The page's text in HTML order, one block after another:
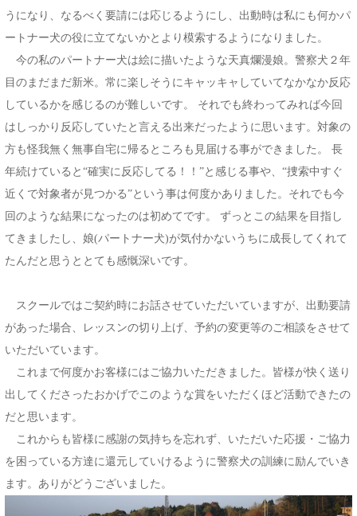
うになり、なるべく要請には応じるようにし、出動時は私にも何かパ
ートナー犬の役に立てないかとより模索するようになりました。
今の私のパートナー犬は絵に描いたような天真爛漫娘。警察犬２年
目のまだまだ新米。常に楽しそうにキャッキャしていてなかなか反応
しているかを感じるのが難しいです。 それでも終わってみれば今回
はしっかり反応していたと言える出来だったように思います。対象の
方も怪我無く無事自宅に帰るところも見届ける事ができました。 長
年続けていると“確実に反応してる！！”と感じる事や、“捜索中すぐ
近くで対象者が見つかる”という事は何度かありました。それでも今
回のような結果になったのは初めてです。 ずっとこの結果を目指し
てきましたし、娘(パートナー犬)が気付かないうちに成長してくれて
たんだと思うととても感慨深いです。
スクールではご契約時にお話させていただいていますが、出動要請
があった場合、レッスンの切り上げ、予約の変更等のご相談をさせて
いただいています。
これまで何度かお客様にはご協力いただきました。皆様が快く送り
出してくださったおかげでこのような賞をいただくほど活動できたの
だと思います。
これからも皆様に感謝の気持ちを忘れず、いただいた応援・ご協力
を困っている方達に還元していけるように警察犬の訓練に励んでいき
ます。ありがどうございました。